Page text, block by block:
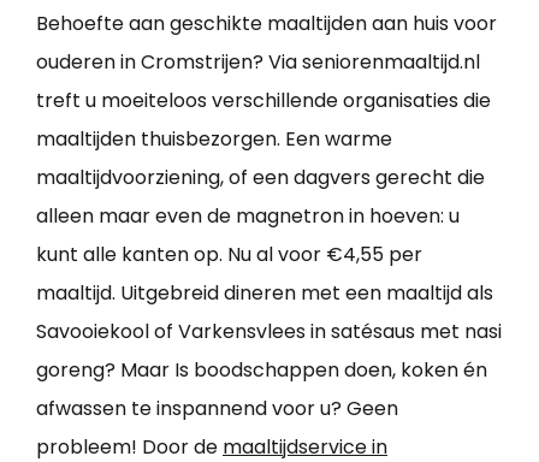
Behoefte aan geschikte maaltijden aan huis voor
ouderen in Cromstrijen? Via seniorenmaaltijd.nl
treft u moeiteloos verschillende organisaties die
maaltijden thuisbezorgen. Een warme
maaltijdvoorziening, of een dagvers gerecht die
alleen maar even de magnetron in hoeven: u
kunt alle kanten op. Nu al voor €4,55 per
maaltijd. Uitgebreid dineren met een maaltijd als
Savooiekool of Varkensvlees in satésaus met nasi
goreng? Maar Is boodschappen doen, koken én
afwassen te inspannend voor u? Geen
probleem! Door de maaltijdservice in